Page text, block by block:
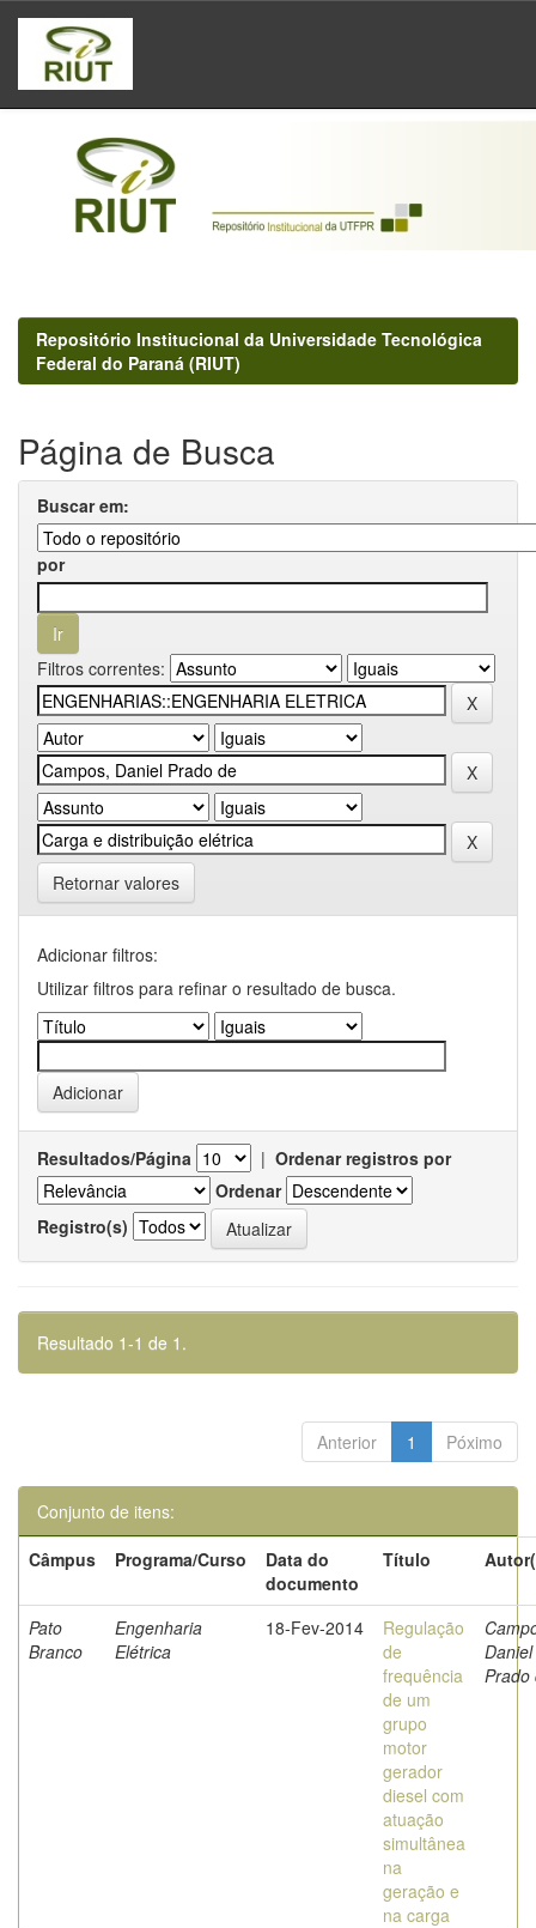
Skip
navigation
Repositório Institucional da Universidade Tecnológica
Federal do Paraná (RIUT)
Página de Busca
Buscar em:
por
Filtros correntes:
Retornar valores
Adicionar filtros:
Utilizar filtros para refinar o resultado de busca.
Resultados/Página | Ordenar registros por
Ordenar
Registro(s)
Resultado 1-1 de 1.
Anterior 1 Póximo
Conjunto de itens:
Câmpus
Programa/Curso
Data do
documento
Título
Pato
Branco
Engenharia
Elétrica
18-Fev-2014
Regulação
de
frequência
de um
grupo
motor
gerador
diesel com
atuação
simultânea
na
geração e
na carga
Daniel
Prado